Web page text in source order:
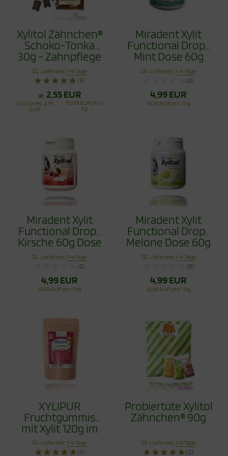
Xylitol Zähnchen®
Schoko-Tonka
30g - Zahnpflege
Bonbons
Lieferzeit:1-4 Tage
(3)
ab 2,55 EUR
Stückpreis 2,79
EUR
93,09 EUR pro 1
kg
Miradent Xylit
Functional Drops
Mint Dose 60g
Lieferzeit:1-4 Tage
(0)
4,99 EUR
83,10 EUR pro 1 kg
Miradent Xylit
Functional Drops
Kirsche 60g Dose
Lieferzeit:1-4 Tage
(0)
4,99 EUR
83,10 EUR pro 1 kg
Miradent Xylit
Functional Drops
Melone Dose 60g
Lieferzeit:1-4 Tage
(0)
4,99 EUR
83,10 EUR pro 1 kg
XYLIPUR
Fruchtgummis
mit Xylit 120g im
Beutel
Lieferzeit:1-4 Tage
(1)
Probiertüte Xylitol
Zähnchen® 90g
Lieferzeit:1-4 Tage
(2)